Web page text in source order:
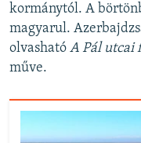
kormánytól. A
magyarul.
olvasható A Pál utcai
műve.